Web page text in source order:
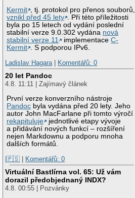
Kermit , tj. protokol pro přenos souborů,
vznikl před 45 lety . Při této příležitosti
byla po 15 letech od vydání poslední
stabilní verze 9.0.302 vydána nová
stabilní verze 11
implementaceC-
Kermit . S podporou IPv6.
Ladislav Hagara | Komentářů: 0
20 let Pandoc
4.8. 11:11 | Zajímavý článek
První verze konverzního nástroje
Pandoc byla vydána před 20 lety. Jeho
autor John MacFarlane při tomto výročí
rekapituluje
jednotlivé etapy vývoje
a přidávání nových funkcí – rozšíření
nejen Markdownu a podporu mnoha
dalších formátů.
|🇵🇸 | Komentářů: 0
Virtuální Bastlírna vol. 65: Už vám
dorazil předobjednaný INDX?
4.8. 00:55 | Pozvánky